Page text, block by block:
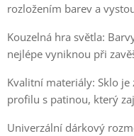
rozložením barev a
Kouzelná hra světla:
nejlépe vyniknou při
Kvalitní materiály: Sklo
profilu s patinou, který
Univerzální dárkový